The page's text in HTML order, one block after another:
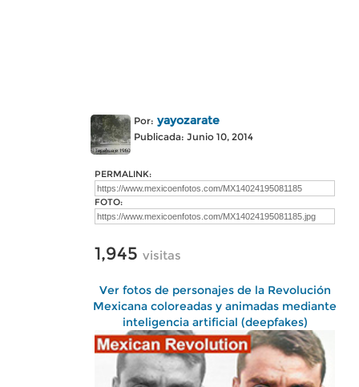
Por: yayozarate
Publicada: Junio 10, 2014
PERMALINK:
FOTO:
1,945 visitas
Ver fotos de personajes de la Revolución
Mexicana coloreadas y animadas mediante
inteligencia artificial (deepfakes)